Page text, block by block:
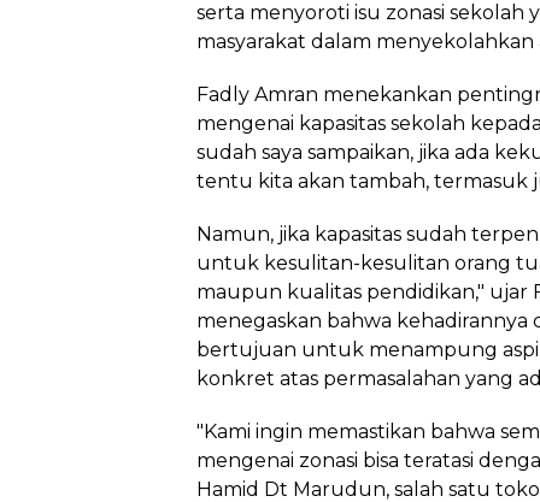
serta menyoroti isu zonasi sekolah
masyarakat dalam
Fadly Amran menekankan
mengenai kapasitas sekolah
sudah saya sampaikan, jika ada
tentu kita akan tambah, termasuk
Namun, jika kapasitas sudah
untuk kesulitan-kesulitan orang
maupun kualitas pendidikan," ujar
menegaskan bahwa kehadirannya
bertujuan untuk menampung
konkret atas permasalahan yang
"Kami ingin memastikan bahwa
mengenai zonasi bisa teratasi
Hamid Dt Marudun, salah satu